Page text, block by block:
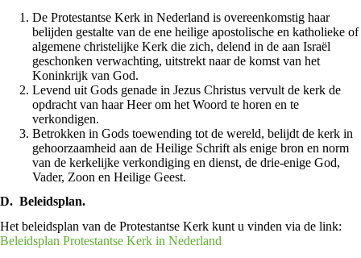
De Protestantse Kerk in Nederland is overeenkomstig haar
belijden gestalte van de ene heilige apostolische en katholieke of
algemene christelijke Kerk die zich, delend in de aan Israël
geschonken verwachting, uitstrekt naar de komst van het
Koninkrijk van God.
Levend uit Gods genade in Jezus Christus vervult de kerk de
opdracht van haar Heer om het Woord te horen en te
verkondigen.
Betrokken in Gods toewending tot de wereld, belijdt de kerk in
gehoorzaamheid aan de Heilige Schrift als enige bron en norm
van de kerkelijke verkondiging en dienst, de drie-enige God,
Vader, Zoon en Heilige Geest.
D. Beleidsplan.
Het beleidsplan van de Protestantse Kerk kunt u vinden via de link:
Beleidsplan Protestantse Kerk in Nederland